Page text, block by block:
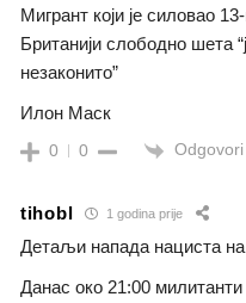
Мигрант који је силовао
Британији слободно шета
незаконито”
Илон Маск
0 0 Odgovori
tihobl 1 godina prije
Детаљи напада нациста
Данас око 21:00